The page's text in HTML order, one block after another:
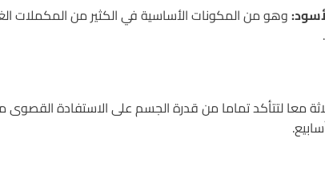
وهو من المكونات الأساسية في الكثير من المكملات
معا لتتأكد تماما من قدرة الجسم على الاستفادة القصوى